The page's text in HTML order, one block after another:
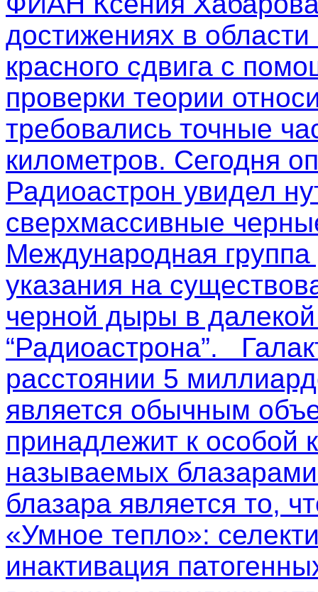
достижениях в
красного сдвига с
проверки теории
требовались точные
километров. Сегодня
Радиоастрон увидел
сверхмассивные
Международная
указания на
черной дыры в
“Радиоастрона”.
расстоянии 5
является обычным
принадлежит к особой
называемых
блазара является то,
«Умное тепло»:
инактивация